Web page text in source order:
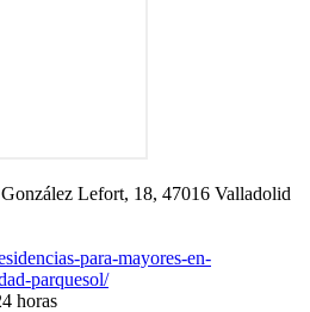
Lefort, 18, 47016 Valladolid
para-mayores-en-
parquesol/
horas